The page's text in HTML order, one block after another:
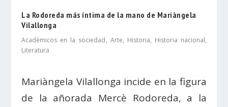
La Rodoreda más íntima de la mano de Mariàngela
Vilallonga
Académicos en la sociedad, Arte, Historia, Historia nacional,
Literatura
Mariàngela Vilallonga incide en la figura
de la añorada Mercè Rodoreda, a la